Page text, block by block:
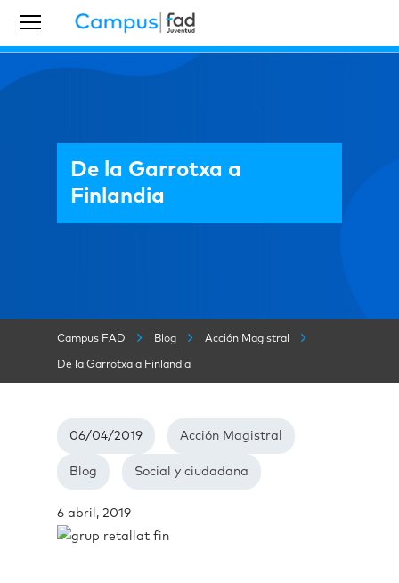
De la Garrotxa a
Finlandia
Campus FAD Blog Acción Magistral
De la Garrotxa a Finlandia
06/04/2019 Acción Magistral
Blog Social y ciudadana
6 abril, 2019